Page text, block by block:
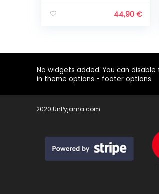
44,90 €
No widgets added. You can
in theme options - footer options
2020 UnPyjama.com